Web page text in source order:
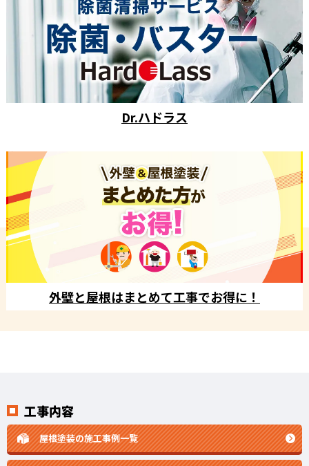
Dr.ハドラス
外壁と屋根はまとめて工事でお得に！
工事内容
屋根塗装の施工事例一覧